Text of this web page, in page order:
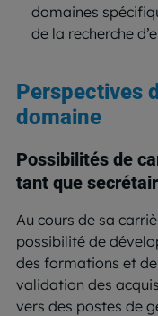
domaines
de la recherche
Perspectives
domaine
Possibilités de
tant que
Au cours de sa
possibilité de
des formations et
validation des
vers des postes de